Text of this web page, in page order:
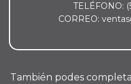
TELÉFONO:
CORREO:
También podes